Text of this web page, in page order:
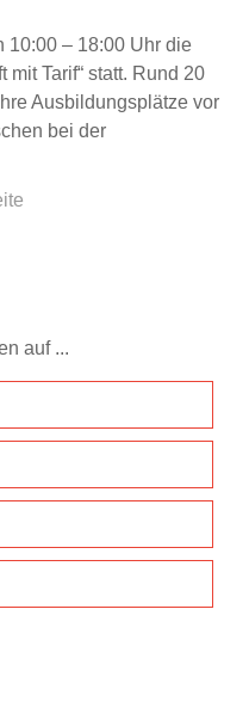
10:00 – 18:00 Uhr die
Tarif“ statt. Rund 20
Ausbildungsplätze vor
bei der
auf ...